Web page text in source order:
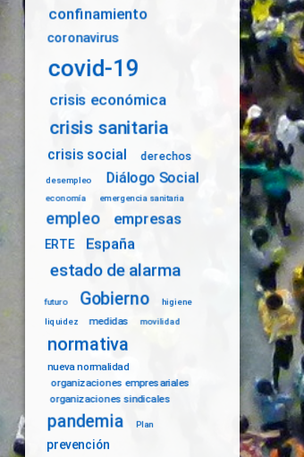
confinamiento
coronavirus
covid-19
crisis económica
crisis sanitaria
crisis social derechos
desempleo Diálogo Social
economía emergencia sanitaria
empleo empresas
ERTE España
estado de alarma
futuro Gobierno
higiene
liquidez
medidas movilidad
normativa
nueva normalidad
organizaciones empresariales
organizaciones sindicales
pandemia Plan
prevención